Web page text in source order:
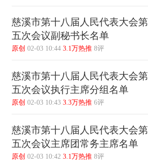
慈溪市第十八届人民代表大会第
五次会议副秘书长名单
原创 02-03 10:44 3.1万热推 8评
慈溪市第十八届人民代表大会第
五次会议执行主席分组名单
原创 02-03 10:43 3.3万热推 6评
慈溪市第十八届人民代表大会第
五次会议主席团常务主席名单
原创 02-03 10:42 3.1万热推 8评